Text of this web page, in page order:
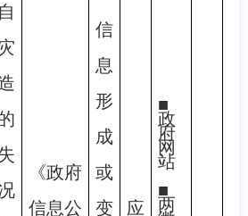
《政府
信息公
信
息
形
成
或
变
应
■
政
府
网
站
■
两